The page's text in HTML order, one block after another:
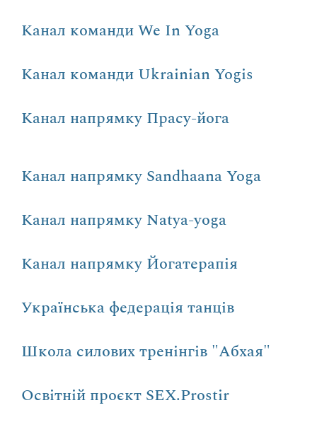
Канал команди We In Yoga
Канал команди Ukrainian Yogis
Канал напрямку Прасу-йога
Канал напрямку Sandhaana Yoga
Канал напрямку Natya-yoga
Канал напрямку Йогатерапія
Українська федерація танців
Школа силових тренінгів "Абхая"
Освітній проєкт SEX.Prostir